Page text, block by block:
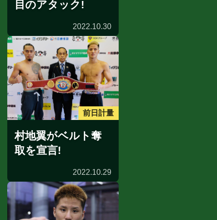
目のアタック!
2022.10.30
前日計量
村地翼がベルト奪
取を宣言!
2022.10.29